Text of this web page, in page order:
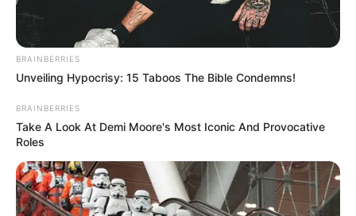
ACTIVAR AHORA
CUNDINAMARCA
DESAPARECIDOS
CORTES DE LUZ
LOCALIDAD DE ENGATIVÁ
REGIOTRAM DE OCCIDENTE
LOCALIDAD DE SUBA
BRAINBERRIES
Unveiling Hypocrisy: 15 Taboos The Bible Condemns!
BRAINBERRIES
Take A Look At Demi Moore's Most Iconic And Provocative
Roles